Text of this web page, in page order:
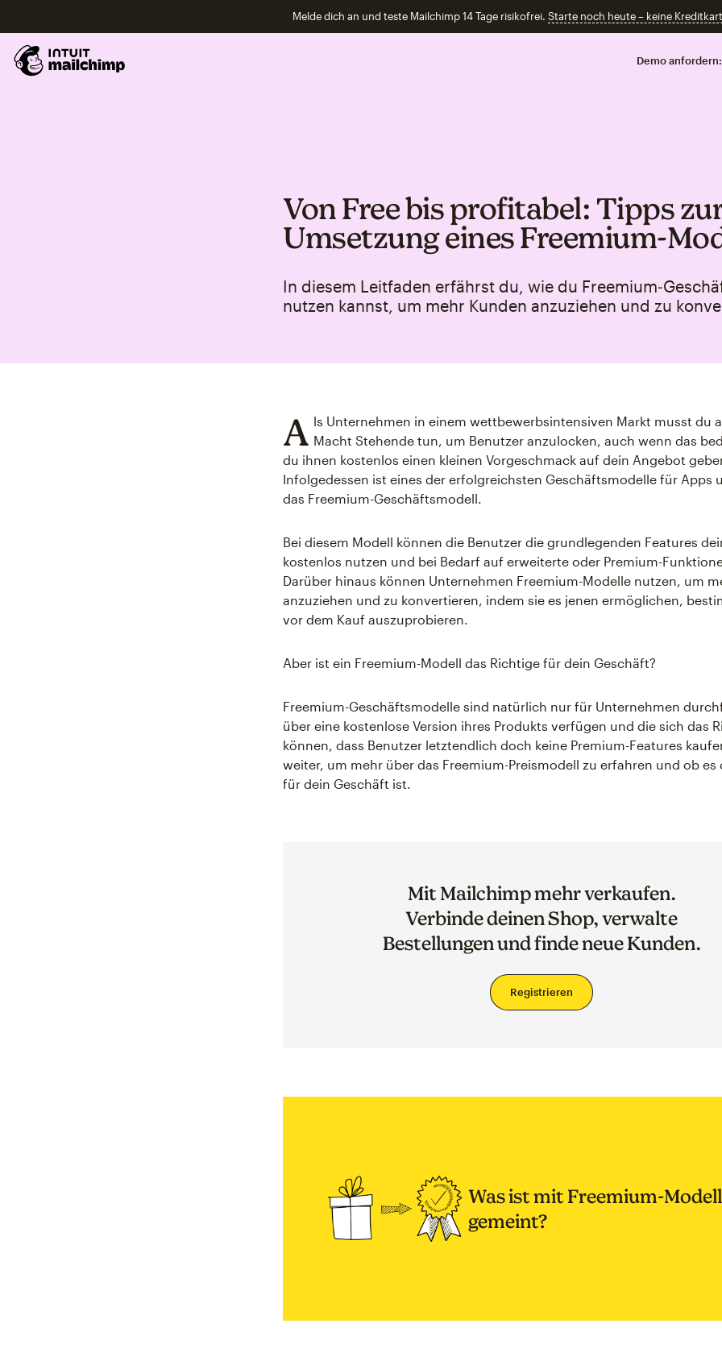
Melde dich an und teste Mailchimp 14 Tage risikofrei. Starte noch heute – keine
Demo anfordern:
Von Free bis profitabel: Tipps
Umsetzung eines
In diesem Leitfaden erfährst du, wie du
nutzen kannst, um mehr Kunden anzuziehen und zu
A ls Unternehmen in einem wettbewerbsintensiven Markt musst du
Macht Stehende tun, um Benutzer anzulocken, auch wenn das
du ihnen kostenlos einen kleinen Vorgeschmack auf dein Angebot
Infolgedessen ist eines der erfolgreichsten Geschäftsmodelle für Apps
das Freemium-Geschäftsmodell.
Bei diesem Modell können die Benutzer die grundlegenden Features
kostenlos nutzen und bei Bedarf auf erweiterte oder Premium-
Darüber hinaus können Unternehmen Freemium-Modelle nutzen, um
anzuziehen und zu konvertieren, indem sie es jenen ermöglichen,
vor dem Kauf auszuprobieren.
Aber ist ein Freemium-Modell das Richtige für dein Geschäft?
Freemium-Geschäftsmodelle sind natürlich nur für Unternehmen
über eine kostenlose Version ihres Produkts verfügen und die sich das
können, dass Benutzer letztendlich doch keine Premium-Features
weiter, um mehr über das Freemium-Preismodell zu erfahren und ob es
für dein Geschäft ist.
Mit Mailchimp mehr verkaufen.
Verbinde deinen Shop, verwalte
Bestellungen und finde neue Kunden.
Registrieren
Was ist mit Freemium-Modell
gemeint?